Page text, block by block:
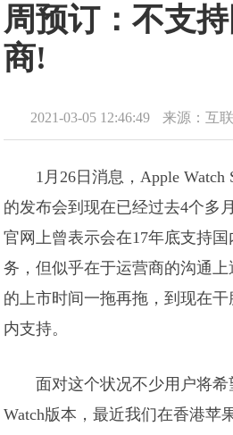
周预订：不支
商!
2021-03-05 12:46:49 来源：互
1月26日消息，Apple Watch
的发布会到现在已经过去4个多
官网上曾表示会在17年底支持
务，但似乎在于运营商的沟通
的上市时间一拖再拖，到现在
内支持。
面对这个状况不少用户将
Watch版本，最近我们在香港苹